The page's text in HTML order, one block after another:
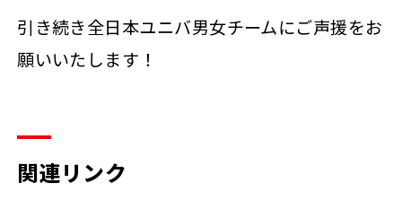
引き続き全日本ユニバ男女チームにご声援をお
願いいたします！
関連リンク